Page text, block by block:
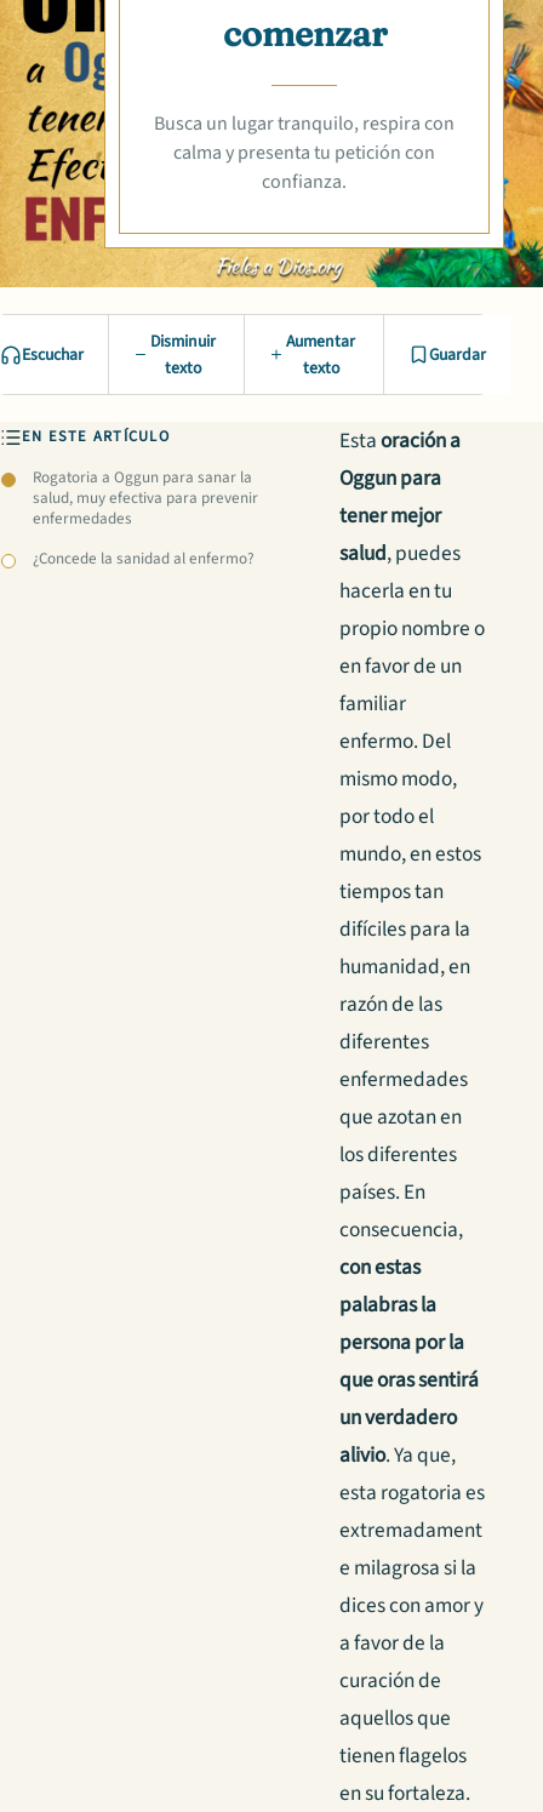
comenzar
Busca un lugar tranquilo, respira con
calma y presenta tu petición con
confianza.
Escuchar
Disminuir
texto
Aumentar
texto
Guardar
EN ESTE ARTÍCULO
Rogatoria a Oggun para sanar la
salud, muy efectiva para prevenir
enfermedades
¿Concede la sanidad al enfermo?
Estaoración a
Oggun para
tener mejor
salud, puedes
hacerla en tu
propio nombre o
en favor de un
familiar
enfermo. Del
mismo modo,
por todo el
mundo, en estos
tiempos tan
difíciles para la
humanidad, en
razón de las
diferentes
enfermedades
que azotan en
los diferentes
países. En
consecuencia,
con estas
palabras la
persona por la
que oras sentirá
un verdadero
alivio. Ya que,
esta rogatoria es
extremadament
e milagrosa si la
dices con amor y
a favor de la
curación de
aquellos que
tienen flagelos
en su fortaleza.